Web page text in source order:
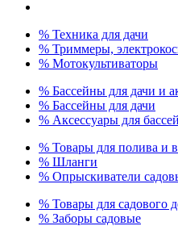
% Техника для дачи
% Триммеры,
% Мотокультиваторы
% Бассейны для дачи и
% Бассейны для дачи
% Аксессуары для
% Товары для полива и
% Шланги
% Опрыскиватели
% Товары для садового
% Заборы садовые